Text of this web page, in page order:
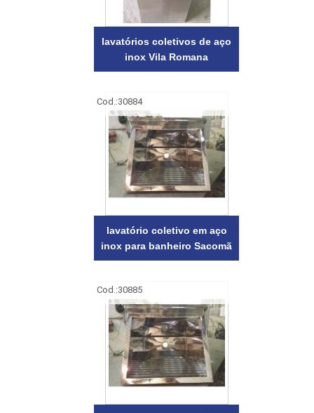
lavatórios coletivos de aço
inox Vila Romana
Cod.:30884
lavatório coletivo em aço
inox para banheiro Sacomã
Cod.:30885